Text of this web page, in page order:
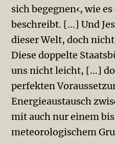
sich begegnen‹, wie
beschreibt. [...] Und
dieser Welt, doch nicht
Diese doppelte
uns nicht leicht, [...]
perfekten
Energieaustausch
mit auch nur einem
meteorologischem